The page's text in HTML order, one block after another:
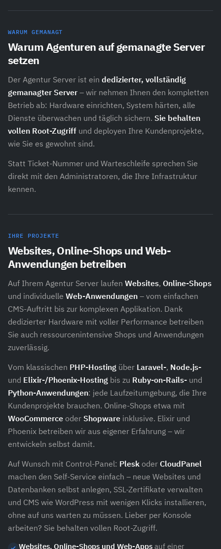
WARUM GEMANAGT
Warum Agenturen auf gemanagte Server
setzen
Der Agentur Server ist ein dedizierter, vollständig
gemanagter Server – wir nehmen Ihnen den kompletten
Betrieb ab: Hardware einrichten, System härten, alle
Dienste überwachen und täglich sichern. Sie behalten
vollen Root-Zugriff und deployen Ihre Kundenprojekte,
wie Sie es gewohnt sind.
Statt Ticket-Nummer und Warteschleife sprechen Sie
direkt mit den Administratoren, die Ihre Infrastruktur
kennen.
IHRE PROJEKTE
Websites, Online-Shops und Web-
Anwendungen betreiben
Auf Ihrem Agentur Server laufen Websites, Online-Shops
und individuelle Web-Anwendungen – vom einfachen
CMS-Auftritt bis zur komplexen Applikation. Dank
dedizierter Hardware mit voller Performance betreiben
Sie auch ressourcenintensive Shops und Anwendungen
zuverlässig.
Vom klassischen PHP-Hosting über Laravel-, Node.js-
und Elixir-/Phoenix-Hosting bis zu Ruby-on-Rails- und
Python-Anwendungen: jede Laufzeitumgebung, die Ihre
Kundenprojekte brauchen. Online-Shops etwa mit
WooCommerce oder Shopware inklusive. Elixir und
Phoenix betreiben wir aus eigener Erfahrung – wir
entwickeln selbst damit.
Auf Wunsch mit Control-Panel: Plesk oder CloudPanel
machen den Self-Service einfach – neue Websites und
Datenbanken selbst anlegen, SSL-Zertifikate verwalten
und CMS wie WordPress mit wenigen Klicks installieren,
ohne auf uns warten zu müssen. Lieber per Konsole
arbeiten? Sie behalten vollen Root-Zugriff.
Websites, Online-Shops und Web-Apps auf einer